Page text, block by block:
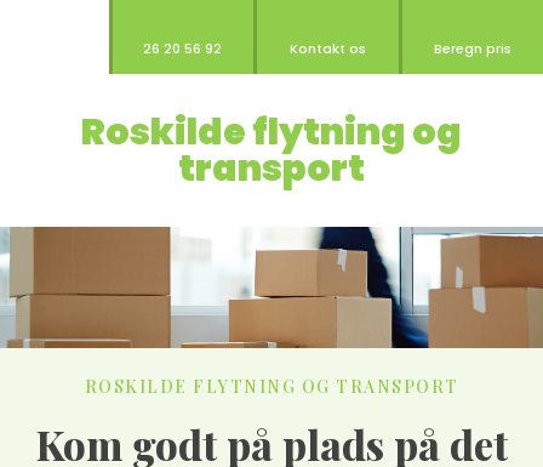
26 20 56 92 Kontakt os Beregn pris
Roskilde flytning og
transport​
ROSK​ILDE FLYTNING OG TRANSPORT​
Kom godt på plads på det